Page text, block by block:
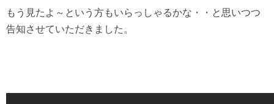
もう見たよ～という方もいらっしゃるかな・・と思いつつ
告知させていただきました。